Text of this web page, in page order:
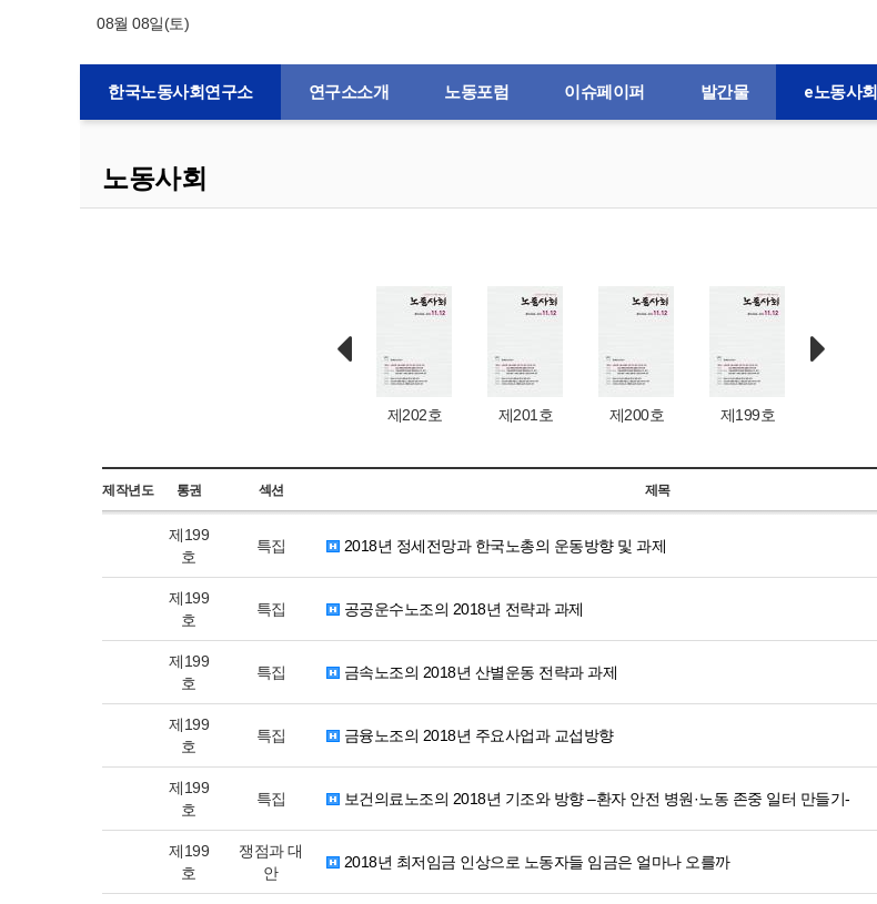
08월 08일(토)
한국노동사회연구소 연구소소개 노동포럼 이슈페이퍼 발간물 e노동사회
노동사회
제202호 제201호 제200호 제199호
제작년도 통권 섹션 제목
제199
호
특집 2018년 정세전망과 한국노총의 운동방향 및 과제
제199
호
특집 공공운수노조의 2018년 전략과 과제
제199
호
특집 금속노조의 2018년 산별운동 전략과 과제
제199
호
특집 금융노조의 2018년 주요사업과 교섭방향
제199
호
특집 보건의료노조의 2018년 기조와 방향 –환자 안전 병원·노동 존중 일터 만들기-
제199
호
쟁점과 대
안
2018년 최저임금 인상으로 노동자들 임금은 얼마나 오를까